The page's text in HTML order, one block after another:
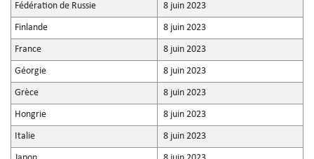
Fédération de Russie 8 juin 2023
Finlande 8 juin 2023
France 8 juin 2023
Géorgie 8 juin 2023
Grèce 8 juin 2023
Hongrie 8 juin 2023
Italie 8 juin 2023